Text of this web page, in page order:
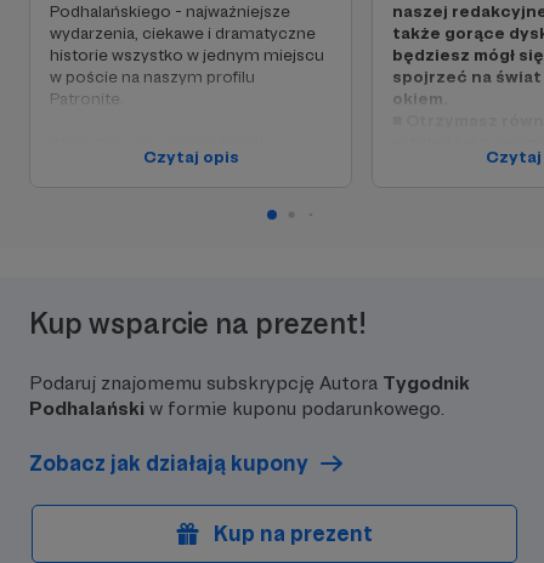
Podhalańskiego - najważniejsze
wydarzenia, ciekawe i dramatyczne
historie wszystko w jednym miejscu
w poście na naszym profilu
Patronite.
dołączasz do grona osób, którym
Orawy i Pienin. To dzięki Tobie
Twoje 10 zł to symboliczna kawa
miesięcznie, która pomaga nam
lokalne dziennikarstwo przy życiu.
Czytaj opis
naszej
także gorące
będziesz mógł
spojrzeć na
okiem.
archiwalnych
Jesteśmy teraz
ekipą. Chcemy
Kup wsparcie na prezent!
Podaruj znajomemu subskrypcję Autora Tygodnik
Podhalański w formie kuponu podarunkowego.
Zobacz jak działają kupony
Kup na prezent